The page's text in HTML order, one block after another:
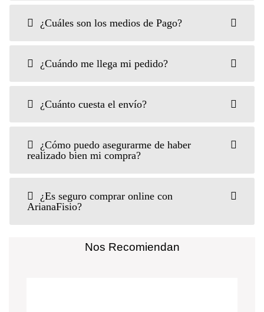
¿Cuáles son los medios de Pago?
¿Cuándo me llega mi pedido?
¿Cuánto cuesta el envío?
¿Cómo puedo asegurarme de haber
realizado bien mi compra?
¿Es seguro comprar online con
ArianaFisio?
Nos Recomiendan